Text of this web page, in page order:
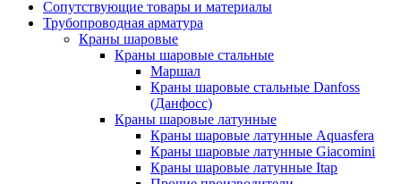
Сопутствующие товары и материалы
Трубопроводная арматура
Краны шаровые
Краны шаровые стальные
Маршал
Краны шаровые стальные Danfoss
(Данфосс)
Краны шаровые латунные
Краны шаровые латунные Aquasfera
Краны шаровые латунные Giacomini
Краны шаровые латунные Itap